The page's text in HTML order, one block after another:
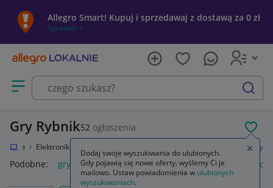
Allegro Smart! Kupuj i sprzedawaj z dostawą za 0 zł
Sprawdź »
Otwórz menu z kategoriami
szukaj
Gry Rybnik52 ogłoszenia
Elektronika Gry
Podobne: gry gry ps5 gry ps4 karty do gry gry
Dodaj swoje wyszukiwania do ulubionych.
Gdy pojawią się nowe oferty, wyślemy Ci je
mailowo. Ustaw powiadomienia w ulubionych
wyszukiwaniach.